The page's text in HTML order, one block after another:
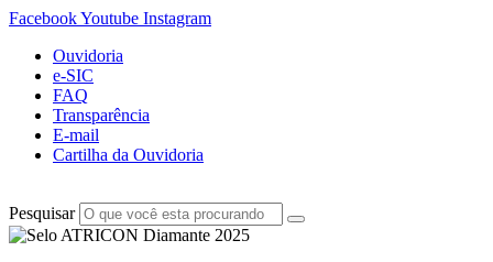
FacebookYoutube Instagram
Ouvidoria
e-SIC
FAQ
Transparência
E-mail
Cartilha da Ouvidoria
Pesquisar